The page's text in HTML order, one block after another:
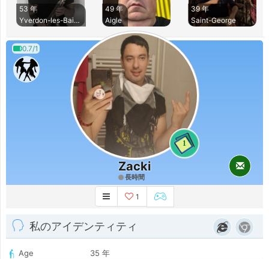
53 年
Yverdon-les-Bains
49 年
Aigle
39 年
Saint-George
0.7/1
1
Zacki
長時間
1
私のアイデンティティ
Age
35 年